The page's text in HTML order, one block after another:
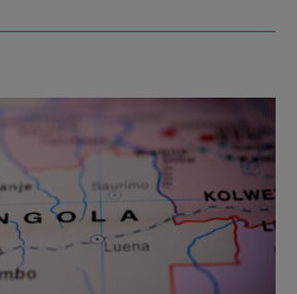
et à la vente d’actifs publics